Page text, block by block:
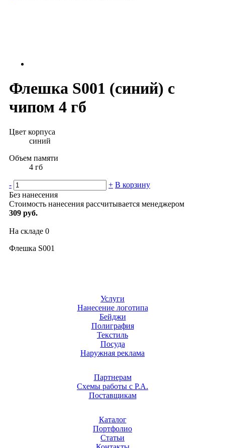
Флешка S001 (синий) с
чипом 4 гб
Цвет корпуса
синий
Объем памяти
4 гб
- + В корзину
Без нанесения
Стоимость нанесения рассчитывается менеджером
309 руб.
На складе 0
Флешка S001
Услуги
Нанесение логотипа
Бейджи
Полиграфия
Текстиль
Посуда
Наружная реклама
Партнерам
Схемы работы с Р.А.
Поставщикам
Каталог
Портфолио
Статьи